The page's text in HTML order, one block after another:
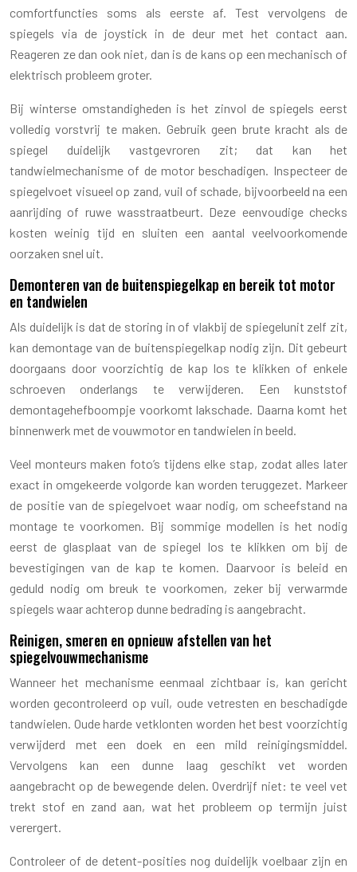
comfortfuncties soms als eerste af. Test vervolgens de
spiegels via de joystick in de deur met het contact aan.
Reageren ze dan ook niet, dan is de kans op een mechanisch of
elektrisch probleem groter.
Bij winterse omstandigheden is het zinvol de spiegels eerst
volledig vorstvrij te maken. Gebruik geen brute kracht als de
spiegel duidelijk vastgevroren zit; dat kan het
tandwielmechanisme of de motor beschadigen. Inspecteer de
spiegelvoet visueel op zand, vuil of schade, bijvoorbeeld na een
aanrijding of ruwe wasstraatbeurt. Deze eenvoudige checks
kosten weinig tijd en sluiten een aantal veelvoorkomende
oorzaken snel uit.
Demonteren van de buitenspiegelkap en bereik tot motor
en tandwielen
Als duidelijk is dat de storing in of vlakbij de spiegelunit zelf zit,
kan demontage van de buitenspiegelkap nodig zijn. Dit gebeurt
doorgaans door voorzichtig de kap los te klikken of enkele
schroeven onderlangs te verwijderen. Een kunststof
demontagehefboompje voorkomt lakschade. Daarna komt het
binnenwerk met de vouwmotor en tandwielen in beeld.
Veel monteurs maken foto’s tijdens elke stap, zodat alles later
exact in omgekeerde volgorde kan worden teruggezet. Markeer
de positie van de spiegelvoet waar nodig, om scheefstand na
montage te voorkomen. Bij sommige modellen is het nodig
eerst de glasplaat van de spiegel los te klikken om bij de
bevestigingen van de kap te komen. Daarvoor is beleid en
geduld nodig om breuk te voorkomen, zeker bij verwarmde
spiegels waar achterop dunne bedrading is aangebracht.
Reinigen, smeren en opnieuw afstellen van het
spiegelvouwmechanisme
Wanneer het mechanisme eenmaal zichtbaar is, kan gericht
worden gecontroleerd op vuil, oude vetresten en beschadigde
tandwielen. Oude harde vetklonten worden het best voorzichtig
verwijderd met een doek en een mild reinigingsmiddel.
Vervolgens kan een dunne laag geschikt vet worden
aangebracht op de bewegende delen. Overdrijf niet: te veel vet
trekt stof en zand aan, wat het probleem op termijn juist
verergert.
Controleer of de detent-posities nog duidelijk voelbaar zijn en